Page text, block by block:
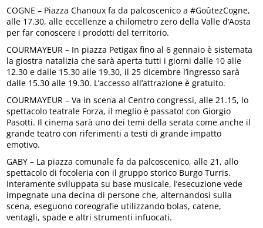
COGNE – Piazza Chanoux fa da palcoscenico a #GoûtezCogne,
alle 17.30, alle eccellenze a chilometro zero della Valle d’Aosta
per far conoscere i prodotti del territorio.
COURMAYEUR – In piazza Petigax fino al 6 gennaio è sistemata
la giostra natalizia che sarà aperta tutti i giorni dalle 10 alle
12.30 e dalle 15.30 alle 19.30, il 25 dicembre l’ingresso sarà
dalle 15.30 alle 19.30. L’accesso all’attrazione è gratuito.
COURMAYEUR – Va in scena al Centro congressi, alle 21.15, lo
spettacolo teatrale Forza, il meglio è passato! con Giorgio
Pasotti. Il cinema sarà uno dei temi della serata come anche il
grande teatro con riferimenti a testi di grande impatto
emotivo.
GABY – La piazza comunale fa da palcoscenico, alle 21, allo
spettacolo di focoleria con il gruppo storico Burgo Turris.
Interamente sviluppata su base musicale, l’esecuzione vede
impegnate una decina di persone che, alternandosi sulla
scena, eseguono coreografie utilizzando bolas, catene,
ventagli, spade e altri strumenti infuocati.